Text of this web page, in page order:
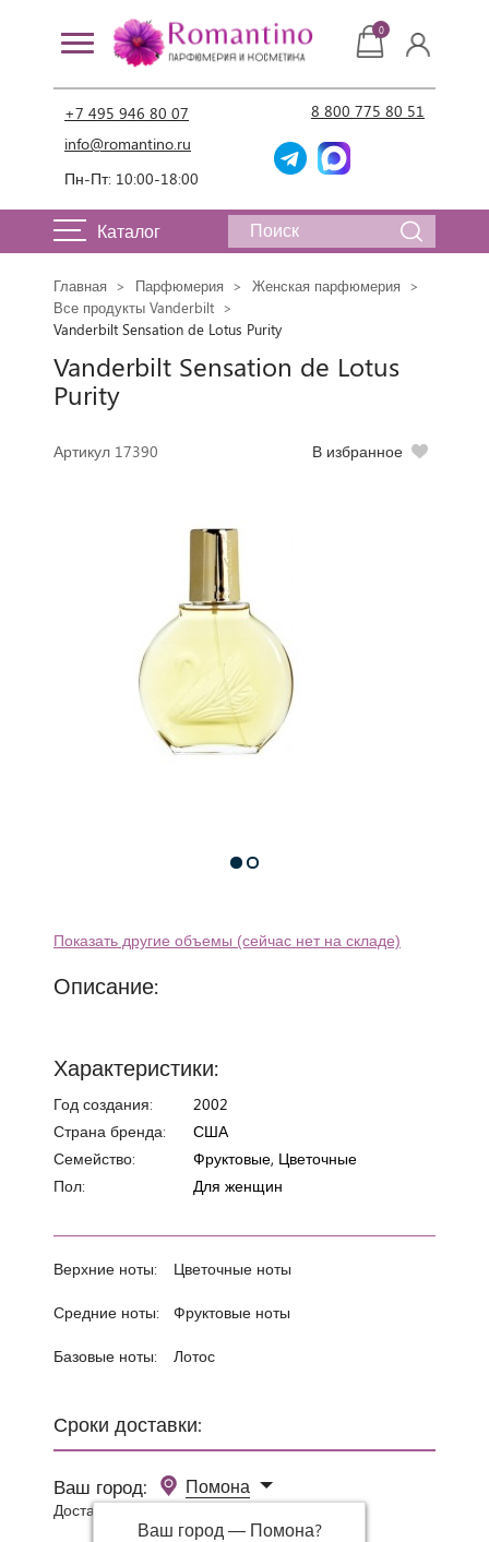
+7 495 946 80 07
info@romantino.ru
Пн-Пт: 10:00-18:00
8 800 775 80 51
0
Каталог
Сроки доставки:
Ваш город:
Помона
Ваш город — Помона?
Доставка 0 руб при заказе от 3000 руб.
Главная Парфюмерия
Женская парфюмерия
Все продукты Vanderbilt
Vanderbilt Sensation de Lotus Purity
Vanderbilt Sensation de Lotus
Purity
Артикул 17390 В избранное
Показать другие объемы (сейчас нет на складе)
Описание:
Характеристики:
Год создания:
2002
Страна бренда:
США
Семейство:
Фруктовые, Цветочные
Пол:
Для женщин
Верхние ноты: Цветочные ноты
Средние ноты: Фруктовые ноты
Базовые ноты: Лотос